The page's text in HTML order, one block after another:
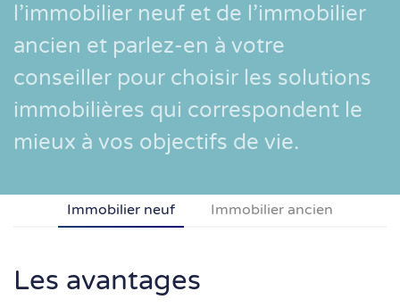
l’immobilier neuf et de l’immobilier
ancien et parlez-en à votre
conseiller pour choisir les solutions
immobilières qui correspondent le
mieux à vos objectifs de vie.
Immobilier neuf Immobilier ancien
Les avantages